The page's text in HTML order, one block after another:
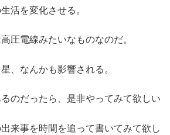
活を変化させる。
圧電線みたいなものなのだ。
、なんかも影響される。
のだったら、是非やってみて欲しい
来事を時間を追って書いてみて欲し